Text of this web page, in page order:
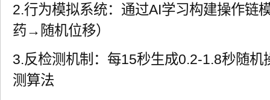
2.行为模拟系统：通过AI学习构建操作
药→随机位移）
3.反检测机制：每15秒生成0.2-1.8秒随机
测算法